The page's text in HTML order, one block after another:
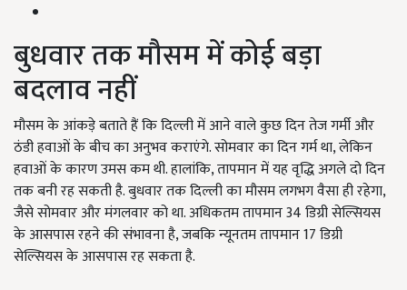
बुधवार तक मौसम में कोई बड़ा
बदलाव नहीं
मौसम के आंकड़े बताते हैं कि दिल्ली में आने वाले कुछ दिन तेज गर्मी और
ठंडी हवाओं के बीच का अनुभव कराएंगे. सोमवार का दिन गर्म था, लेकिन
हवाओं के कारण उमस कम थी. हालांकि, तापमान में यह वृद्धि अगले दो दिन
तक बनी रह सकती है. बुधवार तक दिल्ली का मौसम लगभग वैसा ही रहेगा,
जैसे सोमवार और मंगलवार को था. अधिकतम तापमान 34 डिग्री सेल्सियस
के आसपास रहने की संभावना है, जबकि न्यूनतम तापमान 17 डिग्री
सेल्सियस के आसपास रह सकता है.